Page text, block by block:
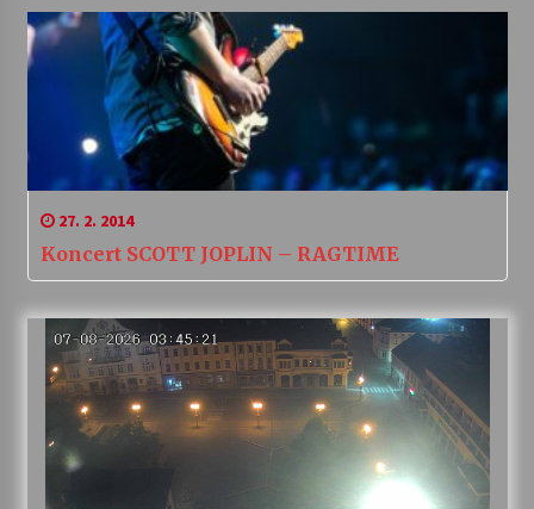
27. 2. 2014
Koncert SCOTT JOPLIN – RAGTIME